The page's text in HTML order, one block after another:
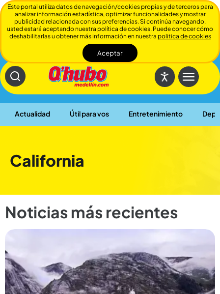
Actualidad Útil para vos Entretenimiento
Cerrar
California
Noticias más recientes
Este portal utiliza datos de navegación/cookies propias y de terceros para
analizar información estadística, optimizar funcionalidades y mostrar
publicidad relacionada con sus preferencias. Si continúa navegando,
usted estará aceptando nuestra política de cookies. Puede conocer cómo
deshabilitarlas u obtener más información en nuestra politica de cookies
Aceptar